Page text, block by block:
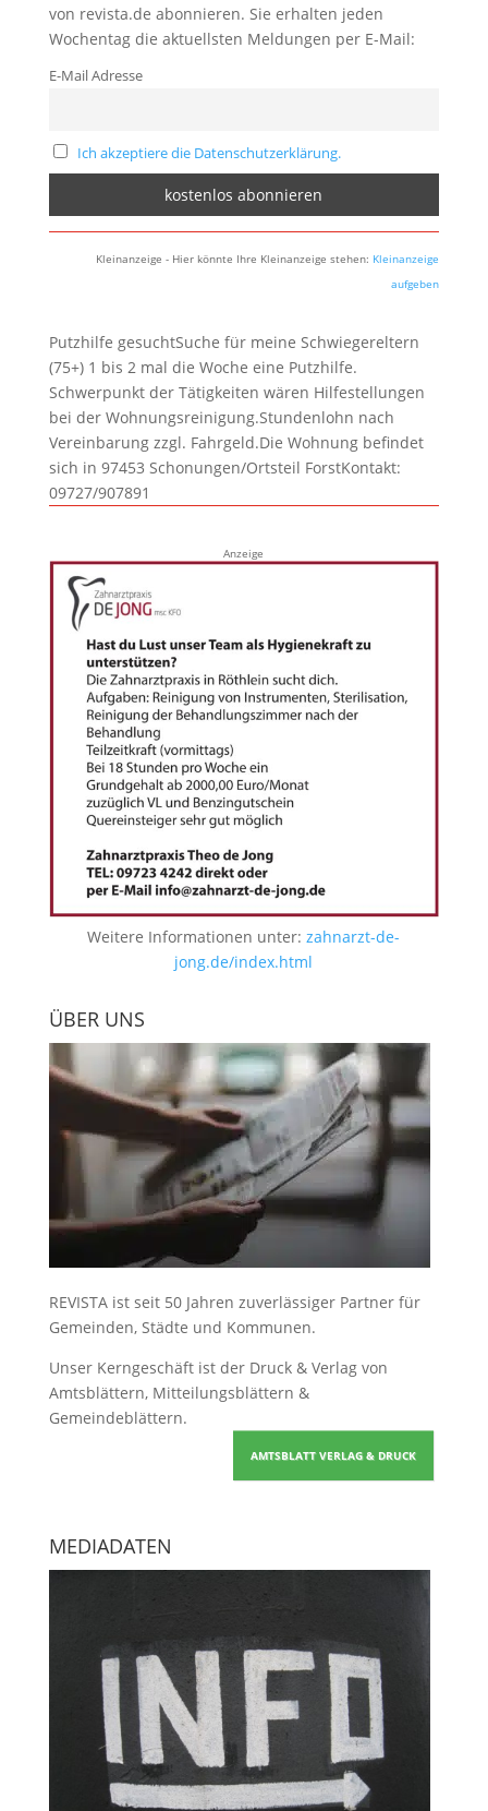
von revista.de abonnieren. Sie erhalten jeden
Wochentag die aktuellsten Meldungen per E-Mail:
E-Mail Adresse
Ich akzeptiere die Datenschutzerklärung.
Kleinanzeige - Hier könnte Ihre Kleinanzeige stehen: Kleinanzeige
aufgeben
Putzhilfe gesuchtSuche für meine Schwiegereltern
(75+) 1 bis 2 mal die Woche eine Putzhilfe.
Schwerpunkt der Tätigkeiten wären Hilfestellungen
bei der Wohnungsreinigung.Stundenlohn nach
Vereinbarung zzgl. Fahrgeld.Die Wohnung befindet
sich in 97453 Schonungen/Ortsteil ForstKontakt:
09727/907891
Anzeige
Weitere Informationen unter:zahnarzt-de-
jong.de/index.html
ÜBER UNS
REVISTA ist seit 50 Jahren zuverlässiger Partner für
Gemeinden, Städte und Kommunen.
Unser Kerngeschäft ist der Druck & Verlag von
Amtsblättern, Mitteilungsblättern &
Gemeindeblättern.
AMTSBLATT VERLAG & DRUCK
MEDIADATEN